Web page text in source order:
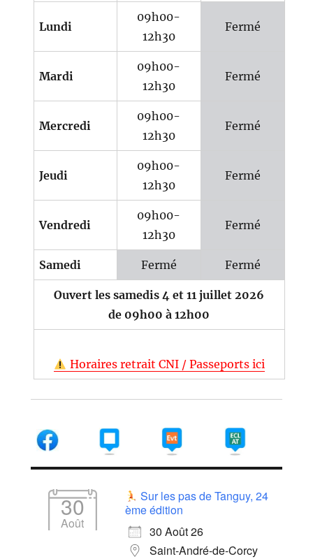
Lundi
09h00-
12h30
Fermé
Mardi
09h00-
12h30
Fermé
Mercredi
09h00-
12h30
Fermé
Jeudi
09h00-
12h30
Fermé
Vendredi
09h00-
12h30
Fermé
Samedi Fermé Fermé
Ouvert les samedis 4 et 11 juillet 2026
de 09h00 à 12h00
Horaires retrait CNI / Passeports ici
30
Août
Sur les pas de Tanguy, 24
ème édition
30 Août 26
Saint-André-de-Corcy